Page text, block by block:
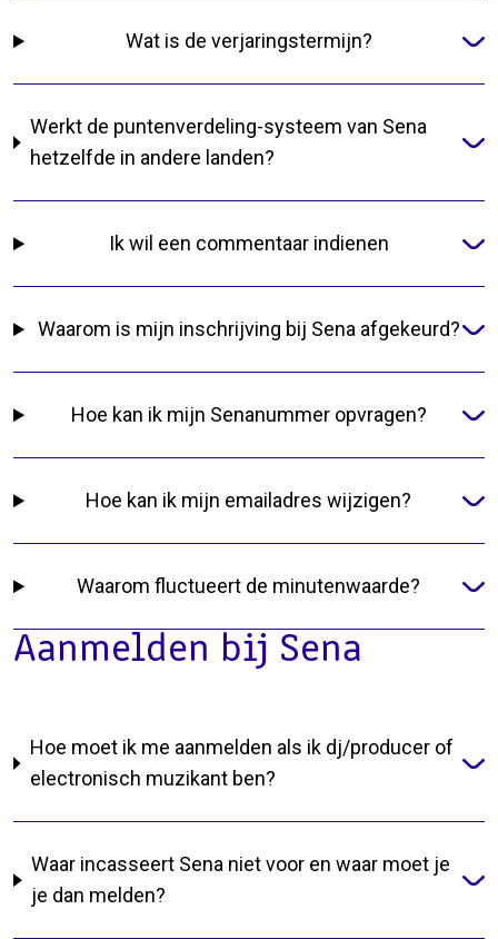
Wat is de verjaringstermijn?
Werkt de puntenverdeling-systeem van Sena
hetzelfde in andere landen?
Ik wil een commentaar indienen
Waarom is mijn inschrijving bij Sena afgekeurd?
Hoe kan ik mijn Senanummer opvragen?
Hoe kan ik mijn emailadres wijzigen?
Waarom fluctueert de minutenwaarde?
Aanmelden bij Sena
Hoe moet ik me aanmelden als ik dj/producer of
electronisch muzikant ben?
Waar incasseert Sena niet voor en waar moet je
je dan melden?